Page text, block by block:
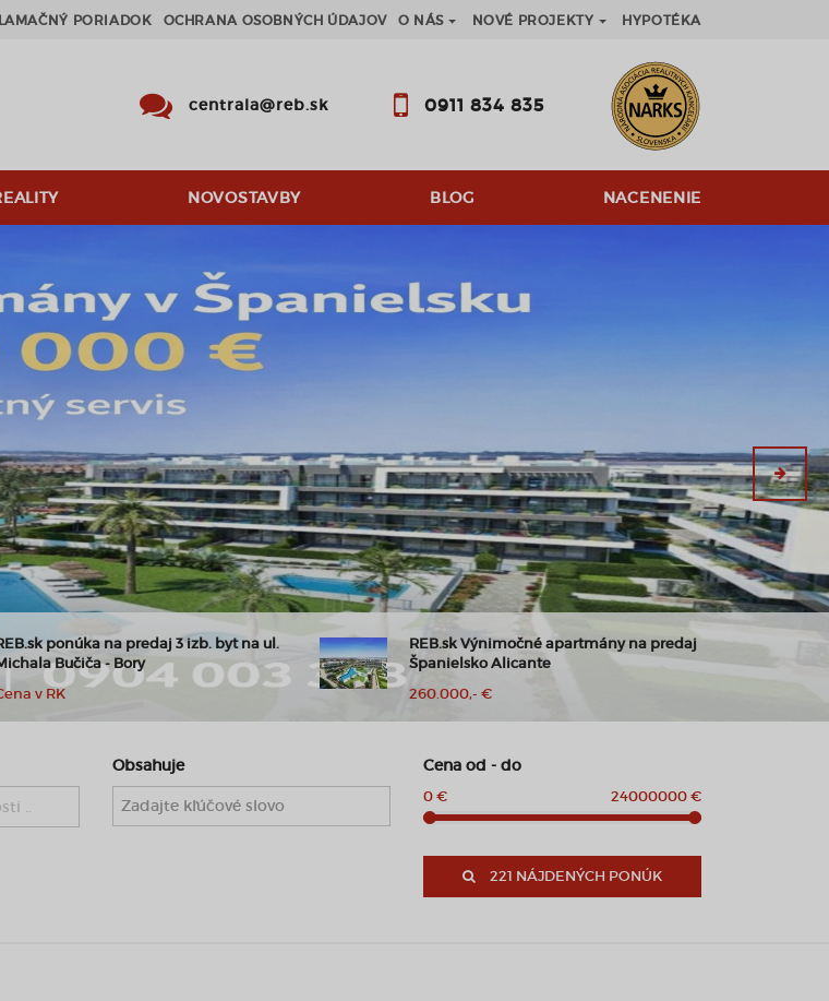
PORIADOK OCHRANA OSOBNÝCH ÚDAJOV O NÁS NOVÉ PROJEKTY HYPOTÉKA
0911 834 835
centrala@reb.sk
NOVOSTAVBY BLOG NACENENIE
Výnimočné apartmány na predaj
Alicante
€
Moderný byt v Slnečniciach | Balkón,
parkovanie, príroda na dosah
700,- €
..
Obsahuje Cena od - do
0 € 24000000 €
221 NÁJDENÝCH PONÚK